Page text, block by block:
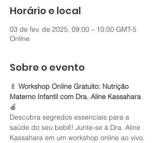
Horário e local
03 de fev. de 2025, 09:00 – 10:00 GMT-5
Online
Sobre o evento
🍼 Workshop Online Gratuito: Nutrição
Materno Infantil com Dra. Aline Kassahara
🍎
Descubra segredos essenciais para a
saúde do seu bebê! Junte-se à Dra. Aline
Kassahara em um workshop online ao vivo.